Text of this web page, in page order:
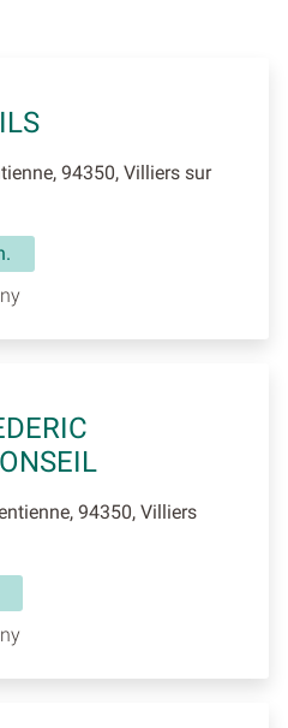
94350, Villiers sur
94350, Villiers